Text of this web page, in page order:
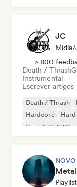
JC
Mídia/
> 800
Death / Thrash
Instrumental
Escrever artigos
Death / Thrash
Hardcore
Rock & Roll /
NOVO
Playlist